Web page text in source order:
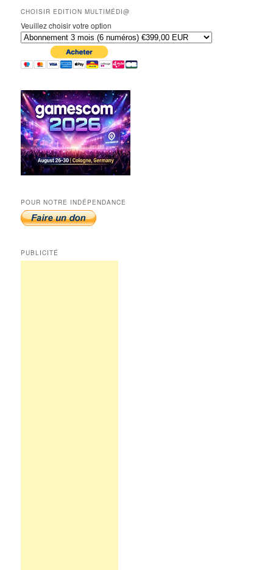
CHOISIR EDITION MULTIMÉDI@
Veuillez choisir votre option
POUR NOTRE INDÉPENDANCE
PUBLICITÉ